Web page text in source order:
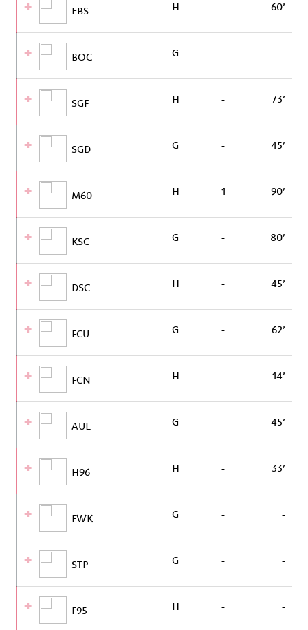
EBS H - 60’
BOC G - -
SGF H - 73’
SGD G - 45’
M60 H 1 90’
KSC G - 80’
DSC H - 45’
FCU G - 62’
FCN H - 14’
AUE G - 45’
H96 H - 33’
FWK G - -
STP G - -
F95 H - -